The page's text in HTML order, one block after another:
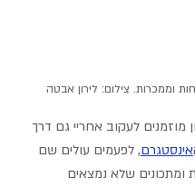
וממכרות. צילום: לירון אבטה
מוזמנים לעקוב אחריי גם דרך
אינסטגרם, לפעמים עולים שם
ומתכונים שלא נמצאים